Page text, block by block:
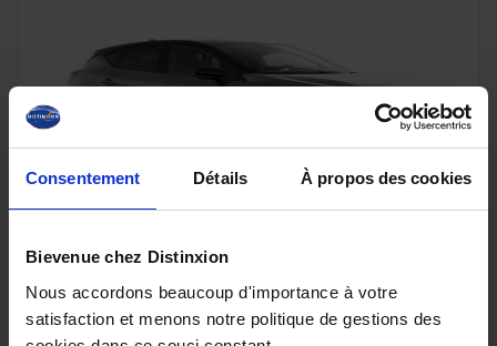
Consentement Détails À propos des cookies
Bievenue chez Distinxion
Nous accordons beaucoup d'importance à votre
satisfaction et menons notre politique de gestions des
RENAULT CAPTUR
(2) ESPRIT ALPINE FULL HYBRID E-TECH 160-26
10 km - 2026 - Essence Hybride - Boîte auto